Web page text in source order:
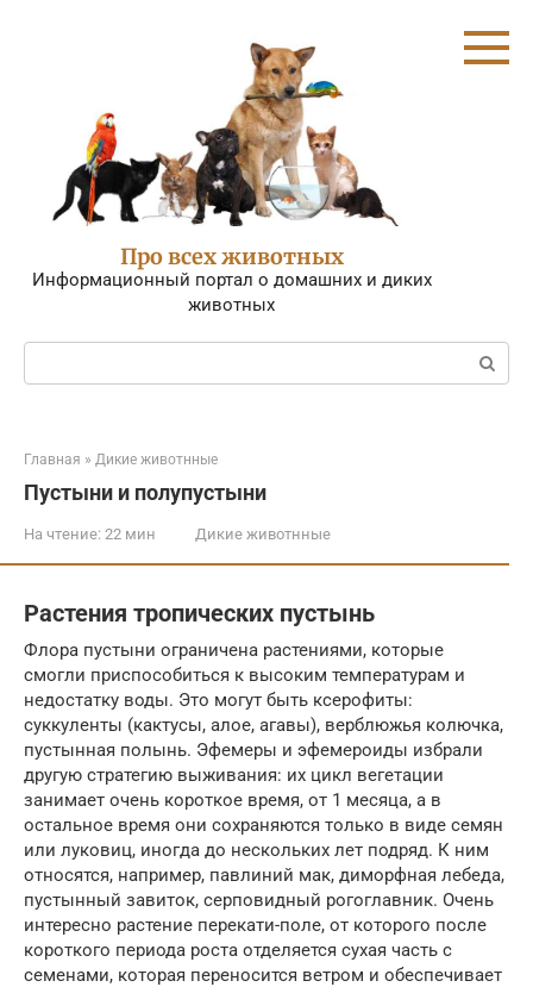
Про всех животных
Информационный портал о домашних и диких
животных
Поиск:
Главная » Дикие животнные
Пустыни и полупустыни
На чтение: 22 мин Дикие животнные
Растения тропических пустынь
Флора пустыни ограничена растениями, которые
смогли приспособиться к высоким температурам и
недостатку воды. Это могут быть ксерофиты:
суккуленты (кактусы, алое, агавы), верблюжья колючка,
пустынная полынь. Эфемеры и эфемероиды избрали
другую стратегию выживания: их цикл вегетации
занимает очень короткое время, от 1 месяца, а в
остальное время они сохраняются только в виде семян
или луковиц, иногда до нескольких лет подряд. К ним
относятся, например, павлиний мак, диморфная лебеда,
пустынный завиток, серповидный рогоглавник. Очень
интересно растение перекати-поле, от которого после
короткого периода роста отделяется сухая часть с
семенами, которая переносится ветром и обеспечивает